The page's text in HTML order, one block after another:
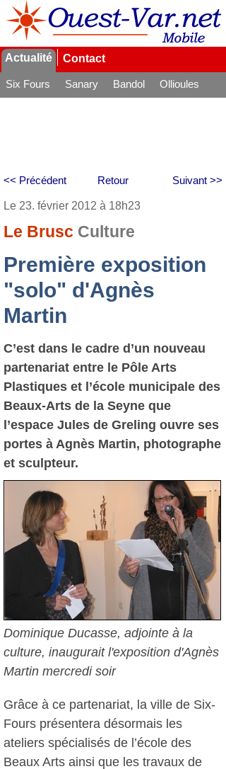
Actualité Contact
Six Fours Sanary Bandol
Ollioules
Retour
<< Précédent Suivant >>
Le 23. février 2012 à 18h23
Le Brusc Culture
Première exposition
"solo" d'Agnès
Martin
C’est dans le cadre d’un nouveau
partenariat entre le Pôle Arts
Plastiques et l’école municipale des
Beaux-Arts de la Seyne que
l’espace Jules de Greling ouvre ses
portes à Agnès Martin, photographe
et sculpteur.
Dominique Ducasse, adjointe à la
culture, inaugurait l'exposition d'Agnès
Martin mercredi soir
Grâce à ce partenariat, la ville de Six-
Fours présentera désormais les
ateliers spécialisés de l’école des
Beaux Arts ainsi que les travaux de